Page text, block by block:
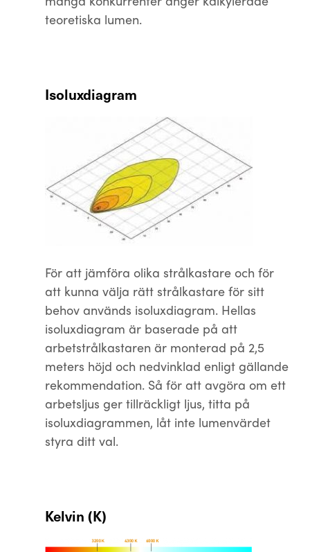
teoretiska lumen.
Isoluxdiagram
För att jämföra olika strålkastare och för
att kunna välja rätt strålkastare för sitt
behov används isoluxdiagram. Hellas
isoluxdiagram är baserade på att
arbetstrålkastaren är monterad på 2,5
meters höjd och nedvinklad enligt gällande
rekommendation. Så för att avgöra om ett
arbetsljus ger tillräckligt ljus, titta på
isoluxdiagrammen, låt inte lumenvärdet
styra ditt val.
Kelvin (K)